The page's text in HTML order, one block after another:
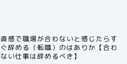
直感で職場が合わないと感じたらす
ぐ辞める（転職）のはありか【合わ
ない仕事は辞めるべき】